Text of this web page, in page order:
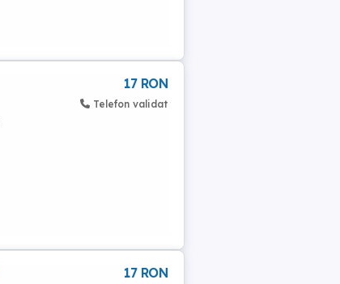
17 RON
Telefon validat
17 RON